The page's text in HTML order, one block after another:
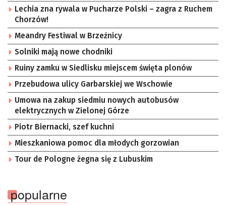
Lechia zna rywala w Pucharze Polski – zagra z Ruchem
Chorzów!
Meandry Festiwal w Brzeźnicy
Solniki mają nowe chodniki
Ruiny zamku w Siedlisku miejscem święta plonów
Przebudowa ulicy Garbarskiej we Wschowie
Umowa na zakup siedmiu nowych autobusów
elektrycznych w Zielonej Górze
Piotr Biernacki, szef kuchni
Mieszkaniowa pomoc dla młodych gorzowian
Tour de Pologne żegna się z Lubuskim
popularne